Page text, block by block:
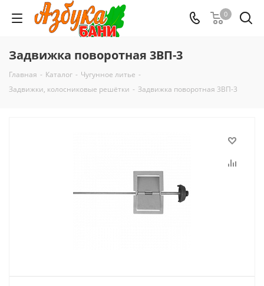
0
Задвижка поворотная 3ВП-3
Главная - Каталог - Чугунное литье -
Задвижки, колосниковые решётки - Задвижка поворотная 3ВП-3